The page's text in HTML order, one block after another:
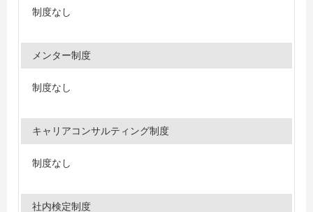
制度なし
メンター制度
制度なし
キャリアコンサルティング制度
制度なし
社内検定制度